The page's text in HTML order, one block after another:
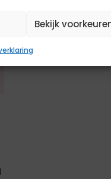
Bekijk